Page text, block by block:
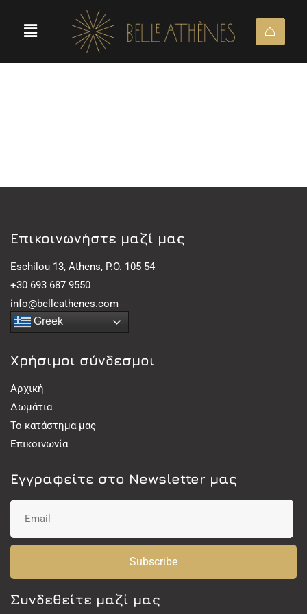
Eπικοινωνήστε μαζί μας
Eschilou 13, Athens, P.O. 105 54
+30 693 687 9550
info@belleathenes.com
Greek
Χρήσιμοι σύνδεσμοι
Αρχική
Δωμάτια
Το κατάστημα μας
Επικοινωνία
Εγγραφείτε στο Newsletter μας
Subscribe
Συνδεθείτε μαζί μας